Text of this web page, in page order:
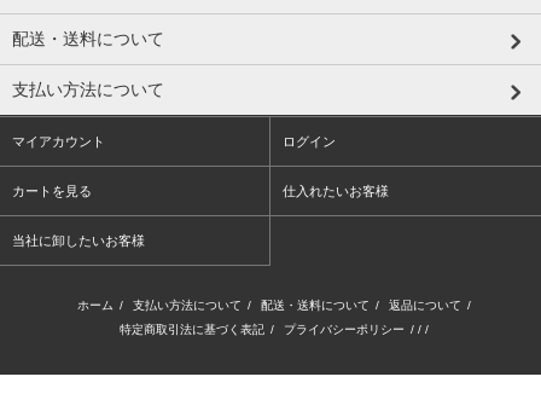
配送・送料について
支払い方法について
マイアカウント ログイン
カートを見る 仕入れたいお客様
当社に卸したいお客様
ホーム / 支払い方法について / 配送・送料について / 返品について /
特定商取引法に基づく表記 / プライバシーポリシー / / /